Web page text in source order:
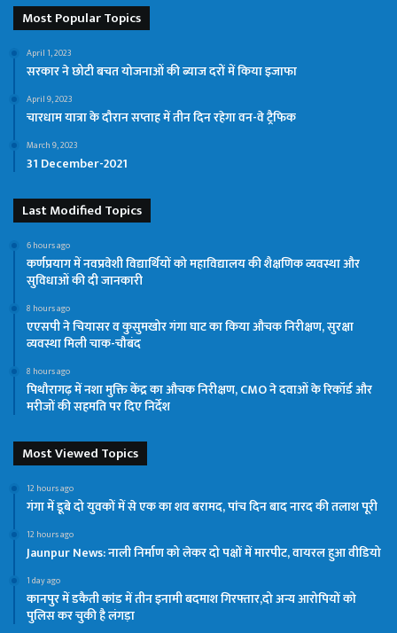
Most Popular Topics
April 1, 2023
सरकार ने छोटी बचत योजनाओं की ब्याज दरों में किया इजाफा
April 9, 2023
चारधाम यात्रा के दौरान सप्ताह में तीन दिन रहेगा वन-वे ट्रैफिक
March 9, 2023
31 December-2021
Last Modified Topics
6 hours ago
कर्णप्रयाग में नवप्रवेशी विद्यार्थियों को महाविद्यालय की शैक्षणिक व्यवस्था और
सुविधाओं की दी जानकारी
8 hours ago
एएसपी ने चियासर व कुसुमखोर गंगा घाट का किया औचक निरीक्षण, सुरक्षा
व्यवस्था मिली चाक-चौबंद
8 hours ago
पिथौरागढ़ में नशा मुक्ति केंद्र का औचक निरीक्षण, CMO ने दवाओं के रिकॉर्ड और
मरीजों की सहमति पर दिए निर्देश
Most Viewed Topics
12 hours ago
गंगा में डूबे दो युवकों में से एक का शव बरामद, पांच दिन बाद नारद की तलाश पूरी
12 hours ago
Jaunpur News: नाली निर्माण को लेकर दो पक्षों में मारपीट, वायरल हुआ वीडियो
1 day ago
कानपुर में डकैती कांड में तीन इनामी बदमाश गिरफ्तार,दो अन्य आरोपियों को
पुलिस कर चुकी है लंगड़ा